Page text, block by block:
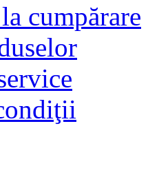
cumpărare